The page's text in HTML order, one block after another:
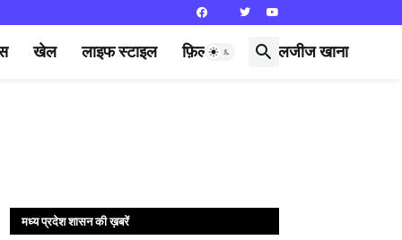
खेल लाइफ स्टाइल फ़िल्मी दुनिया लजीज खाना
मध्य प्रदेश शासन की ख़बरें